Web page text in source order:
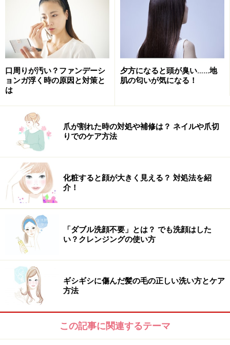
まず、タオルを用意します。普通のタオルでもいいので
すが、このために作った「PSスチーム洗顔タオル」がオ
ススメ。今治のガーゼ4枚重ねのタオルです。このスチ
ームON顔をするようになって私の肌が変わった！ と言
っても過言じゃないほど愛用しています。肌に優しく、
手の中に収まり、すぐ乾くガーゼタオル、素晴らしいん
です！ 朝、私は、顔は石けんで洗わず、このスチーム
ON顔をしてます。朝のメイクのりがだんぜん違うの！
タオルを半分に折って、くるくると巻き、少し熱めのお
湯を中心部分に流しこみます。お湯は触ると「アチッ」
てなるくらいがオススメ。これだと手があまり熱くなく
蒸しタオルがつくれ、電子レンジでチンせずともOK！
絞ったタオルを広げ、顔に当て、たちこめる蒸気で肌を
蒸します。一度目はとても気持ちいいです。冷めてきた
ら、再度スチームタオルを作り、 もう一度顔に蒸しタオ
ルを当て、肌を蒸して温めて、タオルが冷めたら顔を軽
く拭く。これでスッキリ！ その後、耳まわりや首すじ、
デコルテを少し強めに拭いてリンパ・血流を流します。
これで、肌の汚れは取れ、ふっくらと柔らかに。その後
毛穴用の化粧品を使えば効果バッチリです！ 又、この後
口周りが汚い？ファンデーシ
ョンガ浮く時の原因と対策と
は
夕方になると頭が臭い……地
肌の匂いが気になる！
爪が割れた時の対処や補修は？ ネイルや爪切
りでのケア方法
化粧すると顔が大きく見える？ 対処法を紹
介！
「ダブル洗顔不要」とは？ でも洗顔はした
い？クレンジングの使い方
ギシギシに傷んだ髪の毛の正しい洗い方とケア
方法
この記事に関連するテーマ